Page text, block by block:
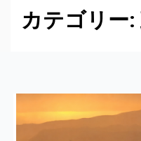
カテゴリー: